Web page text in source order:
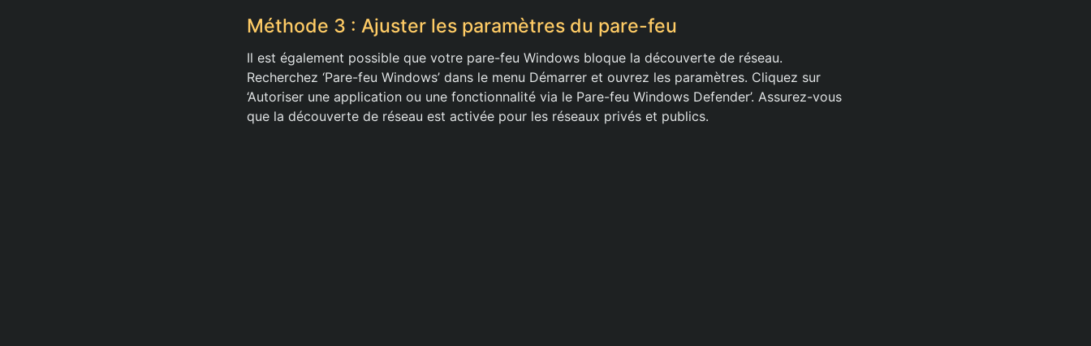
Méthode 3 : Ajuster les paramètres du pare-feu
Il est également possible que votre pare-feu Windows bloque la découverte de réseau.
Recherchez ‘Pare-feu Windows’ dans le menu Démarrer et ouvrez les paramètres. Cliquez sur
‘Autoriser une application ou une fonctionnalité via le Pare-feu Windows Defender’. Assurez-vous
que la découverte de réseau est activée pour les réseaux privés et publics.